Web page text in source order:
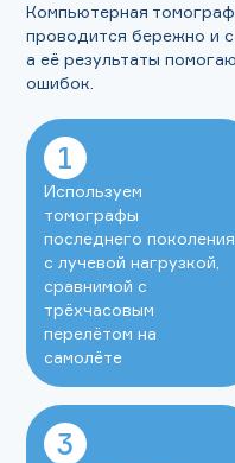
Компьютерная
проводится бережно и
а её результаты
ошибок.
1
Используем
томографы
последнего поколения
с лучевой нагрузкой,
сравнимой с
трёхчасовым
перелётом на
самолёте
3